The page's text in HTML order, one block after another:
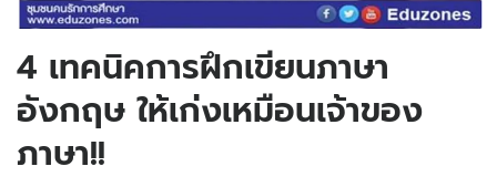
4 เทคนิคการฝึกเขียนภาษา
อังกฤษ ให้เก่งเหมือนเจ้าของ
ภาษา!!